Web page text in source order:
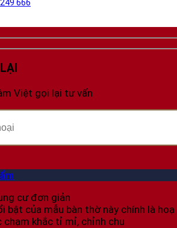
666
Việt gọi lại tư vấn
bật của mẫu bàn thờ này chính là
chạm khắc tỉ mỉ, chỉnh chu